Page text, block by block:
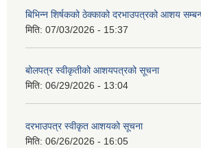
बिभिन्‍न शिर्षकको ठेक्काको दरभाउपत्रको आशय
मिति: 07/03/2026 - 15:37
बोलपत्र स्वीकृतीको आशयपत्रको सूचना
मिति: 06/29/2026 - 13:04
दरभाउपत्र स्वीकृत आशयको सूचना
मिति: 06/26/2026 - 16:05